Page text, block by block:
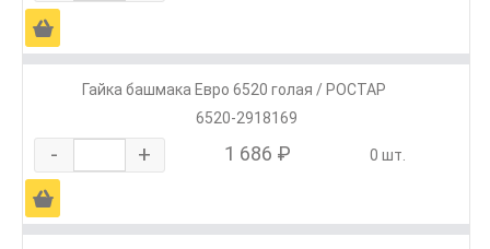
Ä
Гайка башмака Евро 6520 голая / РОСТАР
6520-2918169
- + 1 686 ₽ 0 шт.
Ä